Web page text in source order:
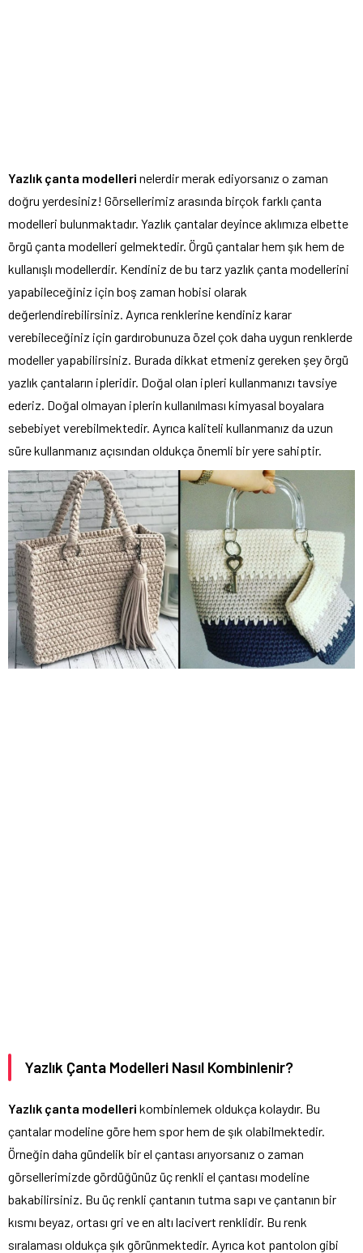
Yazlık çanta modelleri nelerdir merak ediyorsanız o zaman
doğru yerdesiniz! Görsellerimiz arasında birçok farklı çanta
modelleri bulunmaktadır. Yazlık çantalar deyince aklımıza elbette
örgü çanta modelleri gelmektedir. Örgü çantalar hem şık hem de
kullanışlı modellerdir. Kendiniz de bu tarz yazlık çanta modellerini
yapabileceğiniz için boş zaman hobisi olarak
değerlendirebilirsiniz. Ayrıca renklerine kendiniz karar
verebileceğiniz için gardırobunuza özel çok daha uygun renklerde
modeller yapabilirsiniz. Burada dikkat etmeniz gereken şey örgü
yazlık çantaların ipleridir. Doğal olan ipleri kullanmanızı tavsiye
ederiz. Doğal olmayan iplerin kullanılması kimyasal boyalara
sebebiyet verebilmektedir. Ayrıca kaliteli kullanmanız da uzun
süre kullanmanız açısından oldukça önemli bir yere sahiptir.
Yazlık Çanta Modelleri Nasıl Kombinlenir?
Yazlık çanta modelleri kombinlemek oldukça kolaydır. Bu
çantalar modeline göre hem spor hem de şık olabilmektedir.
Örneğin daha gündelik bir el çantası arıyorsanız o zaman
görsellerimizde gördüğünüz üç renkli el çantası modeline
bakabilirsiniz. Bu üç renkli çantanın tutma sapı ve çantanın bir
kısmı beyaz, ortası gri ve en altı lacivert renklidir. Bu renk
sıralaması oldukça şık görünmektedir. Ayrıca kot pantolon gibi